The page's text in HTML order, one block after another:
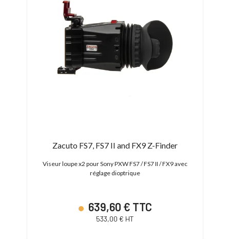
Zacuto FS7, FS7 II and FX9 Z-Finder
Viseur loupe x2 pour Sony PXW FS7 / FS7 II / FX9 avec
réglage dioptrique
639,60 € TTC
533,00 € HT